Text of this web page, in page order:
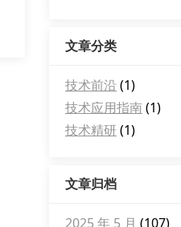
文章分类
技术前沿 (1)
技术应用指南(1)
技术精研 (1)
文章归档
2025 年 5 月 (107)